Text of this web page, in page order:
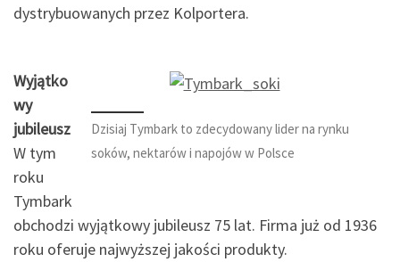
dystrybuowanych przez Kolportera.
Dzisiaj Tymbark to zdecydowany lider na rynku
soków, nektarów i napojów w Polsce
Wyjątko
wy
jubileusz
W tym
roku
Tymbark
obchodzi wyjątkowy jubileusz 75 lat. Firma już od 1936
roku oferuje najwyższej jakości produkty.